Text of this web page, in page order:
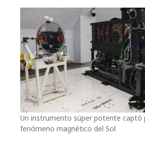
Un instrumento súper potente captó
fenómeno magnético del Sol